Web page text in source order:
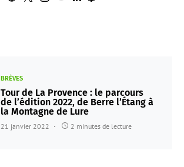
BRÈVES
Tour de La Provence : le parcours
de l’édition 2022, de Berre l’Étang à
la Montagne de Lure
21 janvier 2022 2 minutes de lecture